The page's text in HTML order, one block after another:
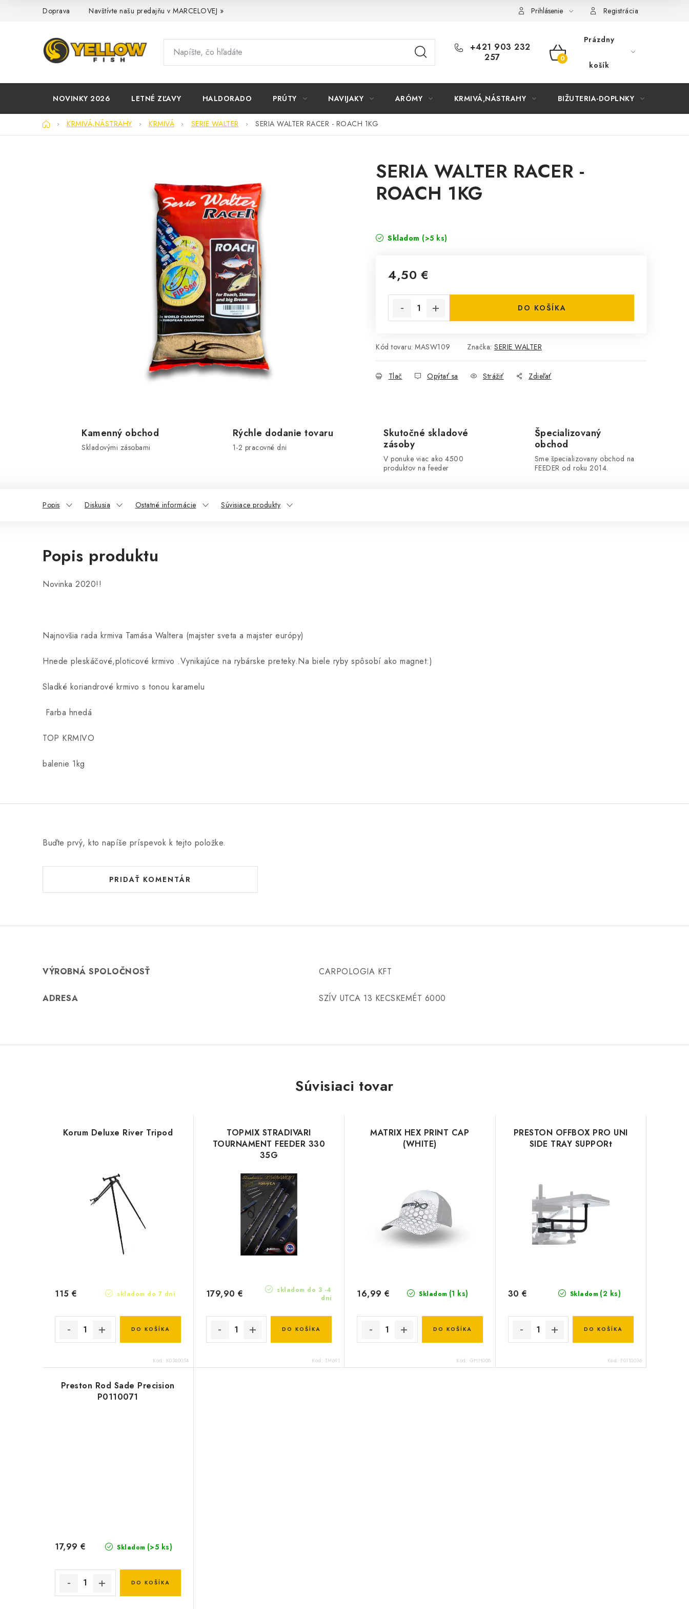
Doprava Navštívte našu predajňu v MARCELOVEJ » Prihlásenie Registrácia
+421 903 232
257
NÁKUPNÝ
Prázdny
košík
NOVINKY 2026 LETNÉ ZĽAVY HALDORADO PRÚTY NAVIJAKY ARÓMY KRMIVÁ,NÁSTRAHY BIŽUTERIA-DOPLNKY
DomovKRMIVÁ,NÁSTRAHY KRMIVÁ SERIE WALTER SERIA WALTER RACER - ROACH 1KG
SERIA WALTER RACER -
ROACH 1KG
Skladom (>5 ks)
4,50 €
DO KOŠÍKA
Kód tovaru: MASW109 Značka: SERIE WALTER
Tlač Opýtať sa Strážiť Zdieľať
Kamenný obchod
Skladovými zásobami
Rýchle dodanie tovaru
1-2 pracovné dni
Skutočné skladové
zásoby
V ponuke viac ako 4500
produktov na feeder
Špecializovaný
obchod
Sme špecializovany obchod na
FEEDER od roku 2014.
Popis Diskusia Ostatné informácie Súvisiace produkty
Popis produktu
Novinka 2020!!
Najnovšia rada krmiva Tamása Waltera (majster sveta a majster európy)
Hnede pleskáčové,ploticové krmivo .Vynikajúce na rybárske preteky.Na biele ryby spôsobí ako magnet:)
Sladké koriandrové krmivo s tonou karamelu
Farba hnedá
TOP KRMIVO
balenie 1kg
Buďte prvý, kto napíše príspevok k tejto položke.
PRIDAŤ KOMENTÁR
VÝROBNÁ SPOLOČNOSŤ CARPOLOGIA KFT
ADRESA SZÍV UTCA 13 KECSKEMÉT 6000
Súvisiaci tovar
Korum Deluxe River Tripod
skladom do 7 dní
115 €
DO KOŠÍKA
Kód: K0360054
TOPMIX STRADIVARI
TOURNAMENT FEEDER 330
35G
skladom do 3 -4
dni
179,90 €
DO KOŠÍKA
Kód: TM691
MATRIX HEX PRINT CAP
(WHITE)
Skladom (1 ks)
16,99 €
DO KOŠÍKA
Kód: GHH008
PRESTON OFFBOX PRO UNI
SIDE TRAY SUPPORt
Skladom (2 ks)
30 €
DO KOŠÍKA
Kód: P0110036
Preston Rod Sade Precision
P0110071
Skladom (>5 ks)
17,99 €
DO KOŠÍKA